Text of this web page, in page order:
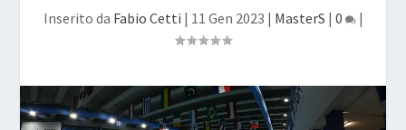
Inserito da Fabio Cetti | 11 Gen 2023 | MasterS | 0 |